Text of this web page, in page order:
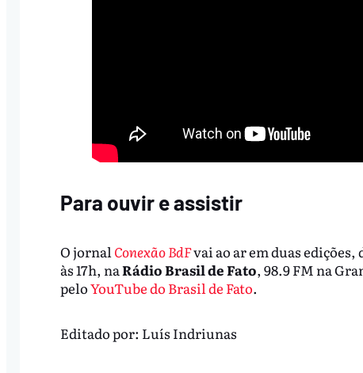
Para ouvir e assistir
O jornal Conexão BdFvai ao ar em duas edições,
às 17h, naRádio Brasil de Fato, 98.9 FM na
peloYouTube do Brasil de Fato.
Editado por: Luís Indriunas